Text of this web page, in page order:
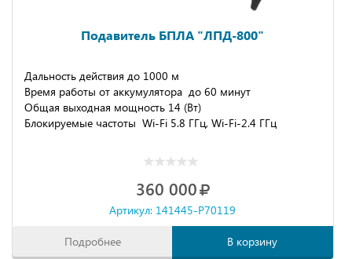
Подавитель БПЛА "ЛПД-800"
Дальность действия до 1000 м
Время работы от аккумулятора до 60 минут
Общая выходная мощность 14 (Вт)
Блокируемые частоты Wi-Fi 5.8 ГГц, Wi-Fi-2.4 ГГц
360 000
Артикул: 141445-P70119
Подробнее В корзину